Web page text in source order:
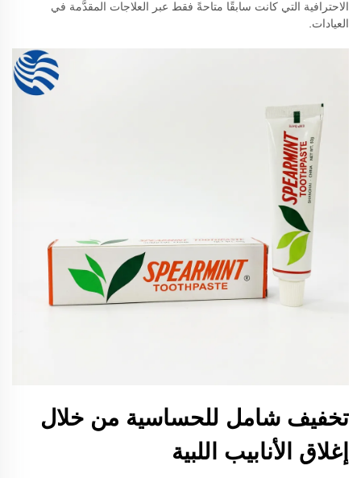
الاحترافية التي كانت سابقًا متاحةً فقط عبر العلاجات المقدَّمة في
العيادات.
تخفيف شامل للحساسية من خلال
إغلاق الأنابيب اللبية